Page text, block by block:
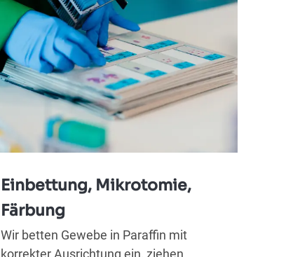
Einbettung, Mikrotomie,
Färbung
Wir betten Gewebe in Paraffin mit
korrekter Ausrichtung ein, ziehen